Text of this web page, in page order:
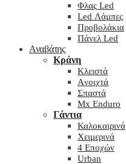
Φλας Led
Led Λάμπες
Προβολάκια
Πάνελ Led
Αναβάτης
Κράνη
Kλειστά
Aνοιχτά
Σπαστά
Mx Enduro
Γάντια
Καλοκαιρινά
Χειμερινά
4 Εποχών
Urban